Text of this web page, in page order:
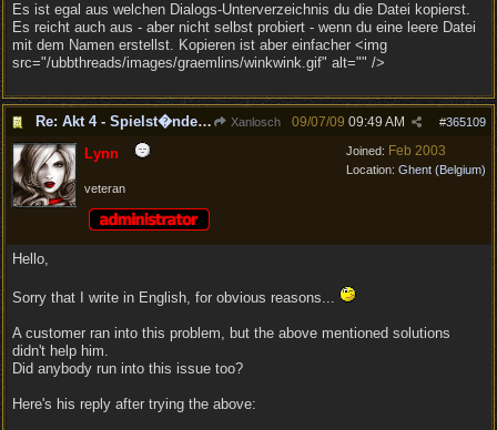
Es ist egal aus welchen Dialogs-Unterverzeichnis du die Datei kopierst.
Es reicht auch aus - aber nicht selbst probiert - wenn du eine leere Datei
mit dem Namen erstellst. Kopieren ist aber einfacher <img
src="/ubbthreads/images/graemlins/winkwink.gif" alt="" />
Re: Akt 4 - Spielst�nde f�hren zum Spielabsturz Xanlosch #365109
09/07/09 09:49 AM
Joined: Feb 2003
Location: Ghent (Belgium)
Lynn
veteran
Hello,
Sorry that I write in English, for obvious reasons...
A customer ran into this problem, but the above mentioned solutions
didn't help him.
Did anybody run into this issue too?
Here's his reply after trying the above: